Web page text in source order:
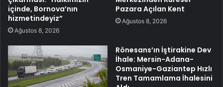
içinde, Bornova’nın
hizmetindeyiz”
Ağustos 8, 2026
Pazara Açılan Kent
Ağustos 8, 2026
Rönesans’ın İştirakine Dev
İhale: Mersin-Adana-
Osmaniye-Gaziantep Hızlı
Tren Tamamlama İhalesini